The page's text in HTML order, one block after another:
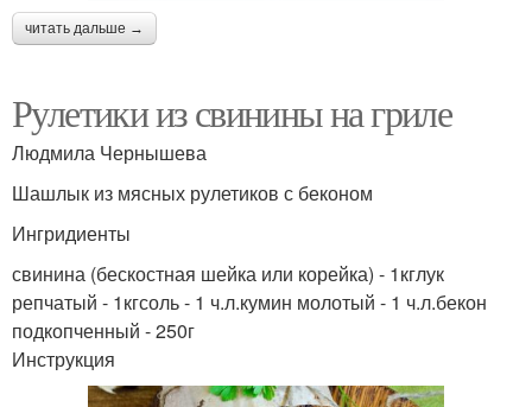
читать дальше →
Рулетики из свинины на гриле
Людмила Чернышева
Шашлык из мясных рулетиков с беконом
Ингридиенты
свинина (бескостная шейка или корейка) - 1кглук
репчатый - 1кгсоль - 1 ч.л.кумин молотый - 1 ч.л.бекон
подкопченный - 250г
Инструкция